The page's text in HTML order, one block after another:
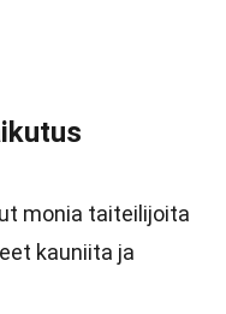
monia taiteilijoita
kauniita ja